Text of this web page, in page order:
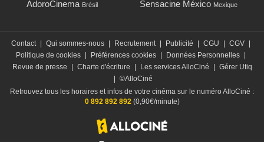
AdoroCinema Brésil Sensacine México Mexique
Contact Qui sommes-nous Recrutement Publicité CGU CGV
Politique de cookies
Préférences cookies Données Personnelles
Revue de presse
Charte d'écriture Les services AlloCiné
Gérer Utiq
©AlloCiné
Retrouvez tous les horaires et infos de votre cinéma sur le numéro AlloCiné :
0 892 892 892(0,90€/minute)